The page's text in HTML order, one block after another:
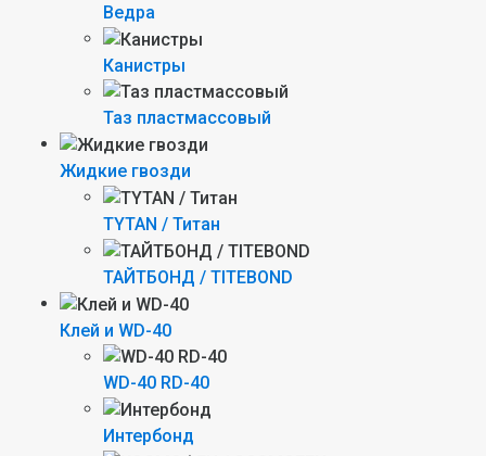
Ведра
Канистры
Таз пластмассовый
Жидкие гвозди
TYTAN / Титан
ТАЙТБОНД / TITEBOND
Клей и WD-40
WD-40 RD-40
Интербонд